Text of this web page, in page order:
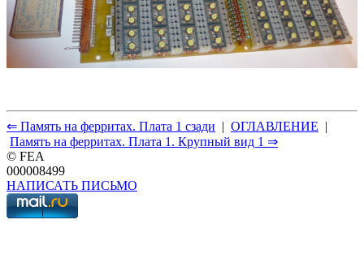
⇐ Память на ферритах. Плата 1 сзади | ОГЛАВЛЕНИЕ |
Память на ферритах. Плата 1. Крупный вид 1 ⇒
© FEA
000008499
НАПИСАТЬ ПИСЬМО